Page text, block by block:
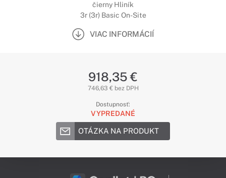
čierny Hliník
3r (3r) Basic On-Site
VIAC INFORMÁCIÍ
918,35 €
746,63 € bez DPH
Dostupnosť:
VYPREDANÉ
OTÁZKA NA PRODUKT